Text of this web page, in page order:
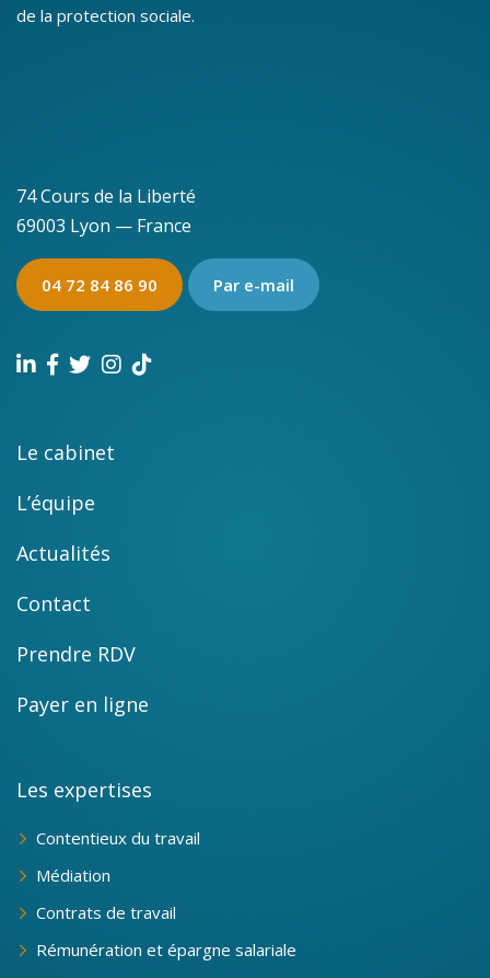
de la protection sociale.
74 Cours de la Liberté
69003 Lyon — France
04 72 84 86 90 Par e-mail
Le cabinet
L’équipe
Actualités
Contact
Prendre RDV
Payer en ligne
Les expertises
Contentieux du travail
Médiation
Contrats de travail
Rémunération et épargne salariale